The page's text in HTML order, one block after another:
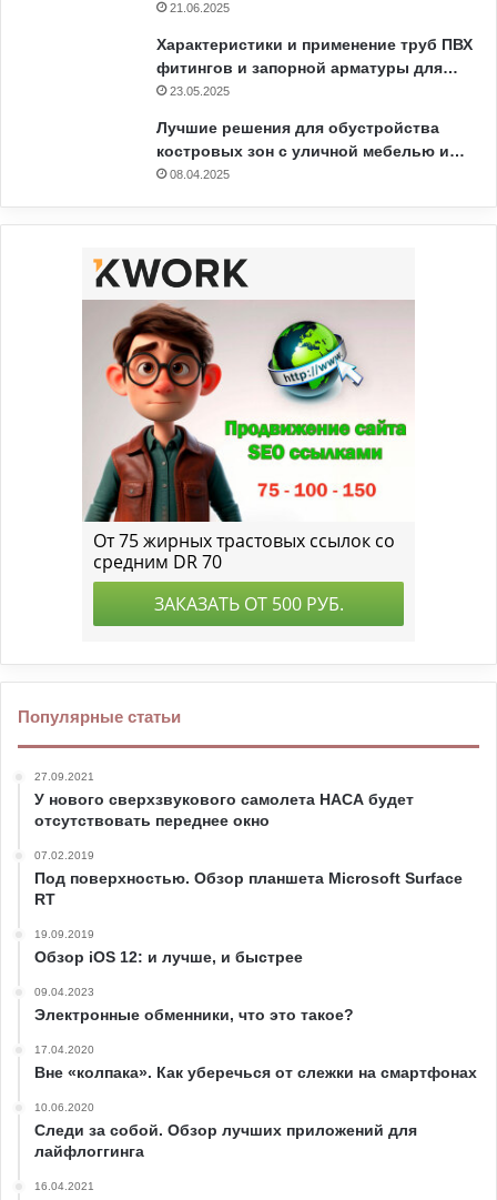
21.06.2025
Характеристики и применение труб ПВХ
фитингов и запорной арматуры для…
23.05.2025
Лучшие решения для обустройства
костровых зон с уличной мебелью и…
08.04.2025
Популярные статьи
27.09.2021
У нового сверхзвукового самолета НАСА будет
отсутствовать переднее окно
07.02.2019
Под поверхностью. Обзор планшета Microsoft Surface
RT
19.09.2019
Обзор iOS 12: и лучше, и быстрее
09.04.2023
Электронные обменники, что это такое?
17.04.2020
Вне «колпака». Как уберечься от слежки на смартфонах
10.06.2020
Следи за собой. Обзор лучших приложений для
лайфлоггинга
16.04.2021